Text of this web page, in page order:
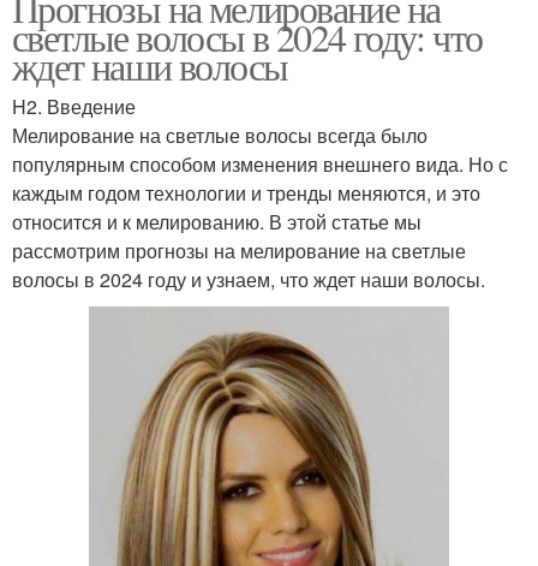
светлые волосы в 2024 году: что
ждет наши волосы
H2. Введение
Мелирование на светлые волосы всегда было
популярным способом изменения внешнего вида. Но с
каждым годом технологии и тренды меняются, и это
относится и к мелированию. В этой статье мы
рассмотрим прогнозы на мелирование на светлые
волосы в 2024 году и узнаем, что ждет наши волосы.